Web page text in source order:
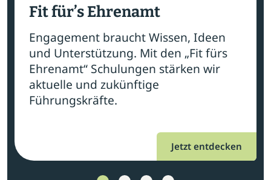
Fit für’s Ehrenamt
Engagement braucht Wissen, Ideen
und Unterstützung. Mit den „Fit fürs
Ehrenamt“ Schulungen stärken wir
aktuelle und zukünftige
Führungskräfte.
Jetzt entdecken